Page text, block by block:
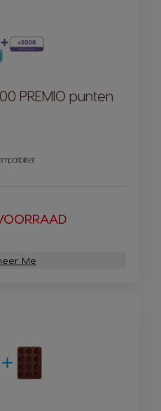
PREMIO punten
Me